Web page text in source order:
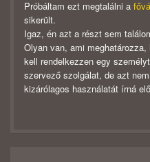
Próbáltam ezt megtalálni a
sikerült.
Igaz, én azt a részt sem
Olyan van, ami
kell rendelkezzen egy
szervező szolgálat, de azt
kizárólagos használatát írná